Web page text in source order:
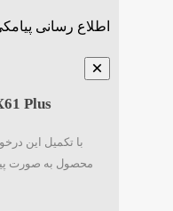
اطلاع رسانی
×
Plus
با تکمیل این
محصول به صورت